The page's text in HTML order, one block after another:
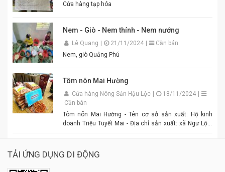
Cửa hàng tạp hóa
Nem - Giò - Nem thính - Nem nướng
Lê Quang 21/11/2024
Cần bán
Nem, giò Quảng Phú
Tôm nõn Mai Hường
Cửa hàng Nông Sản Hậu Lộc 18/11/2024
Cần bán
Tôm nõn Mai Hường - Tên cơ sở sản xuất: Hộ kinh
doanh Triệu Tuyết Mai - Địa chỉ sản xuất: xã Ngư Lộc,
Giá: 600.000 đồng - 1.500.000 đồng/tùy size
TẢI ỨNG DỤNG DI ĐỘNG